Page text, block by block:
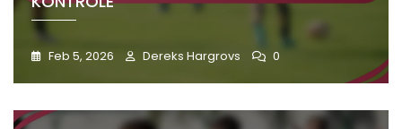
Feb 5, 2026 Dereks Hargrovs 0